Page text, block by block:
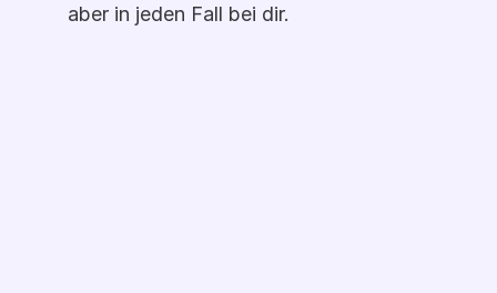
aber in jeden Fall bei dir.